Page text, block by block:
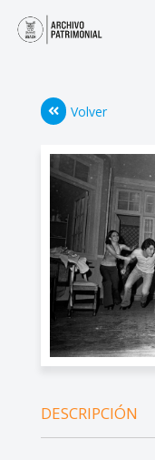
Volver
DESCRIPCIÓN